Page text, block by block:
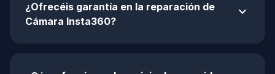
¿Ofrecéis garantía en la reparación de
Cámara Insta360?
expand_more